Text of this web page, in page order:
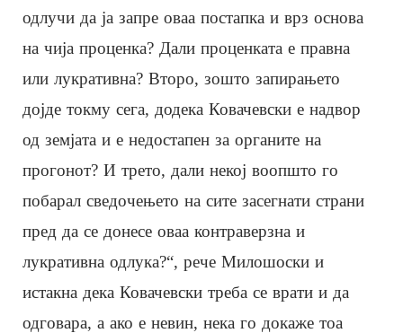
одлучи да ја запре оваа постапка и врз основа
на чија проценка? Дали проценката е правна
или лукративна? Второ, зошто запирањето
дојде токму сега, додека Ковачевски е надвор
од земјата и е недостапен за органите на
прогонот? И трето, дали некој воопшто го
побарал сведочењето на сите засегнати страни
пред да се донесе оваа контраверзна и
лукративна одлука?“, рече Милошоски и
истакна дека Ковачевски треба се врати и да
одговара, а ако е невин, нека го докаже тоа